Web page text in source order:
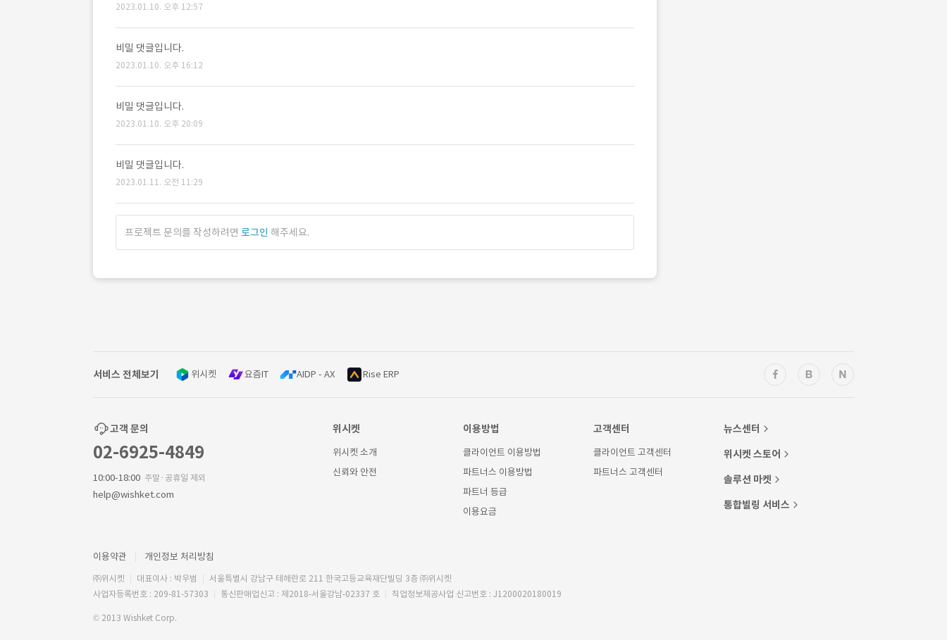
2023.01.10. 오후 12:57
비밀 댓글입니다.
2023.01.10. 오후 16:12
비밀 댓글입니다.
2023.01.10. 오후 20:09
비밀 댓글입니다.
2023.01.11. 오전 11:29
프로젝트 문의를 작성하려면 로그인 해주세요.
서비스 전체보기 위시켓 요즘IT AIDP - AX Rise ERP
고객 문의
02-6925-4849
10:00-18:00 주말·공휴일 제외
help@wishket.com
위시켓
위시켓 소개
신뢰와 안전
이용방법
클라이언트 이용방법
파트너스 이용방법
파트너 등급
이용요금
고객센터
클라이언트 고객센터
파트너스 고객센터
뉴스센터
위시켓 스토어
솔루션 마켓
통합빌링 서비스
이용약관 개인정보 처리방침
㈜위시켓 대표이사 : 박우범
서울특별시 강남구 테헤란로 211 한국고등교육재단빌딩 3층 ㈜위시켓
사업자등록번호 : 209-81-57303
통신판매업신고 : 제2018-서울강남-02337 호 직업정보제공사업 신고번호 : J1200020180019
© 2013 Wishket Corp.